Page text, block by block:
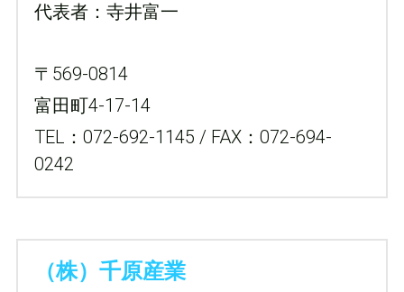
代表者：寺井富一
〒569-0814
富田町4-17-14
TEL：072-692-1145 / FAX：072-694-
0242
（株）千原産業